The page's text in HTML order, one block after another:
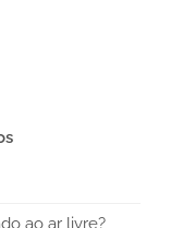
ao ar livre?